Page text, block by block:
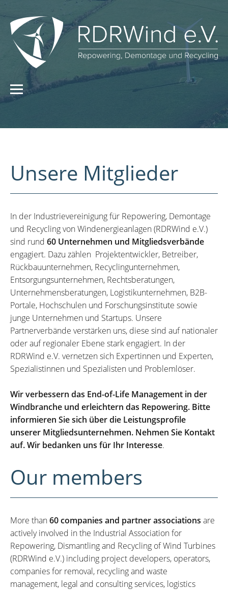
Unsere Mitglieder
In der Industrievereinigung für Repowering, Demontage
und Recycling von Windenergieanlagen (RDRWind e.V.)
sind rund 60 Unternehmen und Mitgliedsverbände
engagiert. Dazu zählen Projektentwickler, Betreiber,
Rückbauunternehmen, Recyclingunternehmen,
Entsorgungsunternehmen, Rechtsberatungen,
Unternehmensberatungen, Logistikunternehmen, B2B-
Portale, Hochschulen und Forschungsinstitute sowie
junge Unternehmen und Startups. Unsere
Partnerverbände verstärken uns, diese sind auf nationaler
oder auf regionaler Ebene stark engagiert. In der
RDRWind e.V. vernetzen sich Expertinnen und Experten,
Spezialistinnen und Spezialisten und Problemlöser.
Wir verbessern das End-of-Life Management in der
Windbranche und erleichtern das Repowering. Bitte
informieren Sie sich über die Leistungsprofile
unserer Mitgliedsunternehmen. Nehmen Sie Kontakt
auf. Wir bedanken uns für Ihr Interesse.
Our members
More than60 companies and partner associations are
actively involved in the Industrial Association for
Repowering, Dismantling and Recycling of Wind Turbines
(RDRWind e.V.) including project developers, operators,
companies for removal, recycling and waste
management, legal and consulting services, logistics